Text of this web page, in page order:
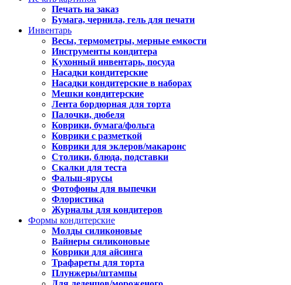
Печать на заказ
Бумага, чернила, гель для печати
Инвентарь
Весы, термометры, мерные емкости
Инструменты кондитера
Кухонный инвентарь, посуда
Насадки кондитерские
Насадки кондитерские в наборах
Мешки кондитерские
Лента бордюрная для торта
Палочки, дюбеля
Коврики, бумага/фольга
Коврики с разметкой
Коврики для эклеров/макаронс
Столики, блюда, подставки
Скалки для теста
Фальш-ярусы
Фотофоны для выпечки
Флористика
Журналы для кондитеров
Формы кондитерские
Молды силиконовые
Вайнеры силиконовые
Коврики для айсинга
Трафареты для торта
Плунжеры/штампы